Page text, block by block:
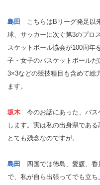
島田 こちらはBリーグ発足以
球、サッカーに次ぐ第3のプロ
スケットボール協会が100周年
子・女子のバスケットボール
3×3などの競技種目も含めて総
ます。
坂木 今のお話にあった、バス
します。実は私の出身県であ
とても残念なのですが。
島田 四国では徳島、愛媛、香
で、私が自ら出張ってでも立